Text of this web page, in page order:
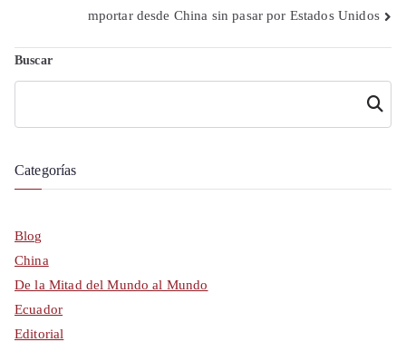
entradasmportar desde China sin pasar por Estados Unidos
Buscar
Buscar
Categorías
Blog
China
De la Mitad del Mundo al Mundo
Ecuador
Editorial